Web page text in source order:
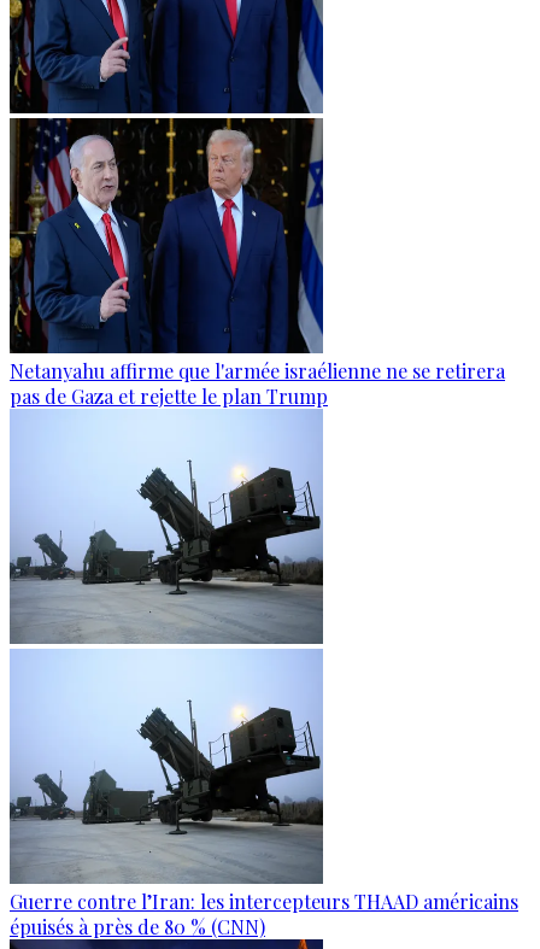
Netanyahu affirme que l'armée israélienne ne se retirera
pas de Gaza et rejette le plan Trump
Guerre contre l’Iran: les intercepteurs THAAD américains
épuisés à près de 80 % (CNN)